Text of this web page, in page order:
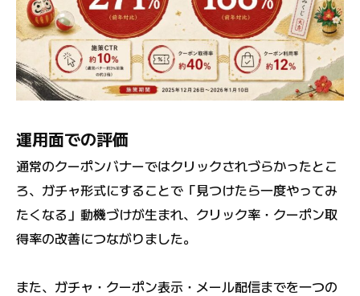
運用面での評価
通常のクーポンバナーではクリックされづらかったとこ
ろ、ガチャ形式にすることで「見つけたら一度やってみ
たくなる」動機づけが生まれ、クリック率・クーポン取
得率の改善につながりました。
また、ガチャ・クーポン表示・メール配信までを一つの